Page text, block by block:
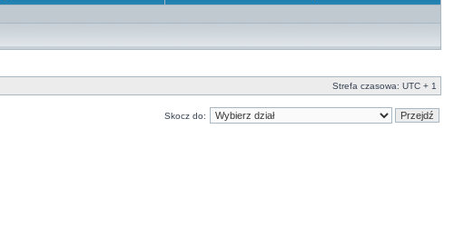
Strefa czasowa: UTC + 1
Skocz do: